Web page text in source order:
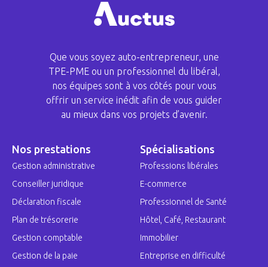
Que vous soyez auto-entrepreneur, une
TPE-PME ou un professionnel du libéral,
nos équipes sont à vos côtés pour vous
offrir un service inédit afin de vous guider
au mieux dans vos projets d’avenir.
Nos prestations
Gestion administrative
Conseiller juridique
Déclaration fiscale
Plan de trésorerie
Gestion comptable
Gestion de la paie
Spécialisations
Professions libérales
E-commerce
Professionnel de Santé
Hôtel, Café, Restaurant
Immobilier
Entreprise en difficulté